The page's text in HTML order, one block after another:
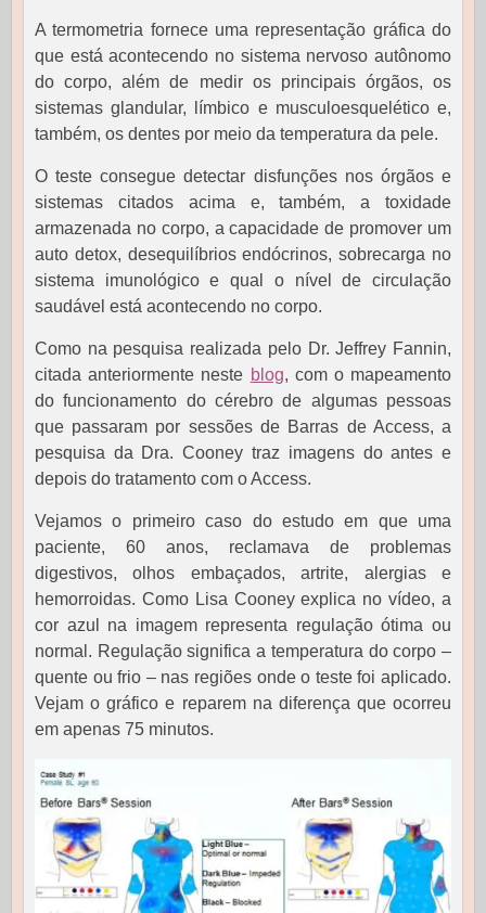
A termometria fornece uma representação gráfica do
que está acontecendo no sistema nervoso autônomo
do corpo, além de medir os principais órgãos, os
sistemas glandular, límbico e musculoesquelético e,
também, os dentes por meio da temperatura da pele.
O teste consegue detectar disfunções nos órgãos e
sistemas citados acima e, também, a toxidade
armazenada no corpo, a capacidade de promover um
auto detox, desequilíbrios endócrinos, sobrecarga no
sistema imunológico e qual o nível de circulação
saudável está acontecendo no corpo.
Como na pesquisa realizada pelo Dr. Jeffrey Fannin,
citada anteriormente neste blog, com o mapeamento
do funcionamento do cérebro de algumas pessoas
que passaram por sessões de Barras de Access, a
pesquisa da Dra. Cooney traz imagens do antes e
depois do tratamento com o Access.
Vejamos o primeiro caso do estudo em que uma
paciente, 60 anos, reclamava de problemas
digestivos, olhos embaçados, artrite, alergias e
hemorroidas. Como Lisa Cooney explica no vídeo, a
cor azul na imagem representa regulação ótima ou
normal. Regulação significa a temperatura do corpo –
quente ou frio – nas regiões onde o teste foi aplicado.
Vejam o gráfico e reparem na diferença que ocorreu
em apenas 75 minutos.